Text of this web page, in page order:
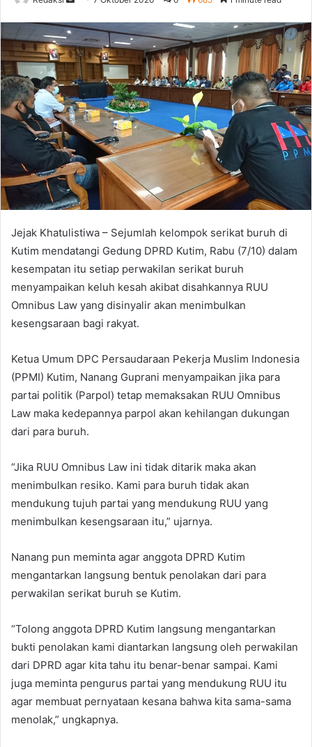
email
Jejak Khatulistiwa – Sejumlah kelompok serikat buruh di
Kutim mendatangi Gedung DPRD Kutim, Rabu (7/10) dalam
kesempatan itu setiap perwakilan serikat buruh
menyampaikan keluh kesah akibat disahkannya RUU
Omnibus Law yang disinyalir akan menimbulkan
kesengsaraan bagi rakyat.
Ketua Umum DPC Persaudaraan Pekerja Muslim Indonesia
(PPMI) Kutim, Nanang Guprani menyampaikan jika para
partai politik (Parpol) tetap memaksakan RUU Omnibus
Law maka kedepannya parpol akan kehilangan dukungan
dari para buruh.
“Jika RUU Omnibus Law ini tidak ditarik maka akan
menimbulkan resiko. Kami para buruh tidak akan
mendukung tujuh partai yang mendukung RUU yang
menimbulkan kesengsaraan itu,” ujarnya.
Nanang pun meminta agar anggota DPRD Kutim
mengantarkan langsung bentuk penolakan dari para
perwakilan serikat buruh se Kutim.
“Tolong anggota DPRD Kutim langsung mengantarkan
bukti penolakan kami diantarkan langsung oleh perwakilan
dari DPRD agar kita tahu itu benar-benar sampai. Kami
juga meminta pengurus partai yang mendukung RUU itu
agar membuat pernyataan kesana bahwa kita sama-sama
menolak,” ungkapnya.